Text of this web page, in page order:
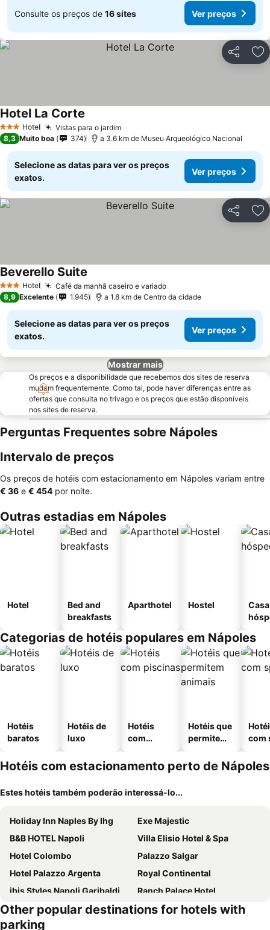
Consulte os preços de 16 sites Ver preços
Partilhar
3 EstrelasHotel Vistas para o jardimVer preços
Hotel La Corte
8,3 Muito boa 374 a 3.6 km de Museu Arqueológico Nacional
Selecione as datas para ver os preços
exatos.
Ver preços
Partilhar
3 EstrelasHotel Café da manhã caseiro e variadoVer preços
Beverello Suite
8,9 Excelente 1.945 a 1.8 km de Centro da cidade
Selecione as datas para ver os preços
exatos.
Ver preços
Mostrar mais
Os preços e a disponibilidade que recebemos dos sites de reserva
mudam frequentemente. Como tal, pode haver diferenças entre as
ofertas que consulta no trivago e os preços que estão disponíveis
nos sites de reserva.
Perguntas Frequentes sobre Nápoles
Intervalo de preços
Os preços de hotéis com estacionamento em Nápoles variam entre
‎€ 36 e ‎€ 454 por noite.
Outras estadias em Nápoles
Hotel
Bed and
breakfasts
Aparthotel Hostel
Categorias de hotéis populares em Nápoles
Hotéis
baratos
Hotéis de
luxo
Hotéis
com
Hotéis que
permitem
com
Hotéis com estacionamento perto de Nápoles
Estes hotéis também poderão interessá-lo...
Holiday Inn Naples By Ihg
Exe Majestic
B&B HOTEL Napoli
Villa Elisio Hotel & Spa
Hotel Colombo
Palazzo Salgar
Hotel Palazzo Argenta
Royal Continental
ibis Styles Napoli Garibaldi
Ranch Palace Hotel
American Hotel
Best Western Plus Hotel Plaza
Hotel Vergilius Billia
Other popular destinations for hotels with
parking